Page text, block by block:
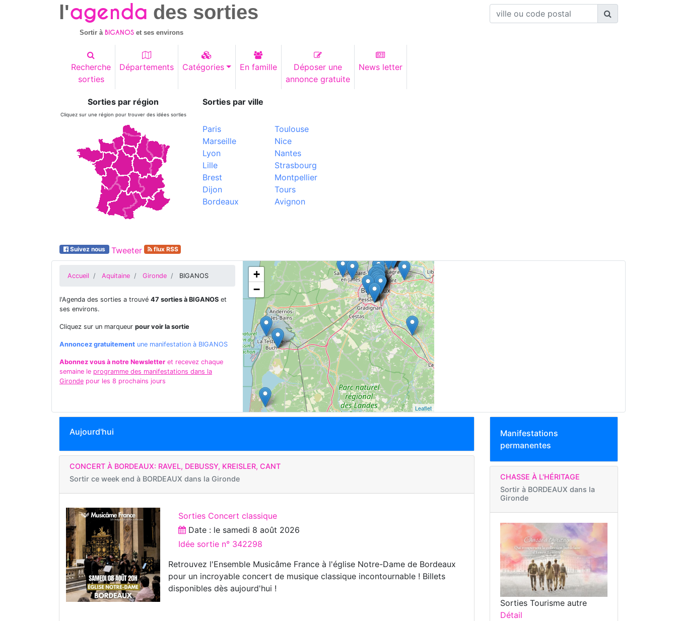
l'agenda des sorties
Sortir à BIGANOS et ses environs
Recherche
sorties
Départements Catégories En famille
Déposer une
annonce gratuite
News letter
Sorties par région
Cliquez sur une région pour trouver des idées sorties
Sorties par ville
Paris
Marseille
Lyon
Lille
Brest
Dijon
Bordeaux
Toulouse
Nice
Nantes
Strasbourg
Montpellier
Tours
Avignon
Suivez nous Tweeter flux RSS
Accueil Aquitaine Gironde BIGANOS
l'Agenda des sorties a trouvé 47 sorties à BIGANOS et
ses environs.
Cliquez sur un marqueur pour voir la sortie
Annoncez gratuitement une manifestation à BIGANOS
Abonnez vous à notre Newsletter et recevez chaque
semaine le programme des manifestations dans la
Gironde pour les 8 prochains jours
+
−
Leaflet
Aujourd'hui
CONCERT À BORDEAUX: RAVEL, DEBUSSY, KREISLER, CANT
Sortir ce week end à BORDEAUX dans la Gironde
Sorties Concert classique
Date : le samedi 8 août 2026
Idée sortie n° 342298
Retrouvez l'Ensemble Musicâme France à l'église Notre-Dame de Bordeaux
pour un incroyable concert de musique classique incontournable ! Billets
disponibles dès aujourd'hui !
Manifestations
permanentes
CHASSE À L'HÉRITAGE
Sortir à BORDEAUX dans la
Gironde
Sorties Tourisme autre
Détail